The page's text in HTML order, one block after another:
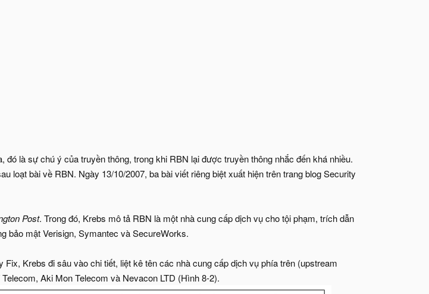
là sự chú ý của truyền thông, trong khi RBN lại được truyền thông nhắc đến khá nhiều.
loạt bài về RBN. Ngày 13/10/2007, ba bài viết riêng biệt xuất hiện trên trang blog Security
Post. Trong đó, Krebs mô tả RBN là một nhà cung cấp dịch vụ cho tội phạm, trích dẫn
bảo mật Verisign, Symantec và SecureWorks.
Krebs đi sâu vào chi tiết, liệt kê tên các nhà cung cấp dịch vụ phía trên (upstream
Aki Mon Telecom và Nevacon LTD (Hình 8-2).